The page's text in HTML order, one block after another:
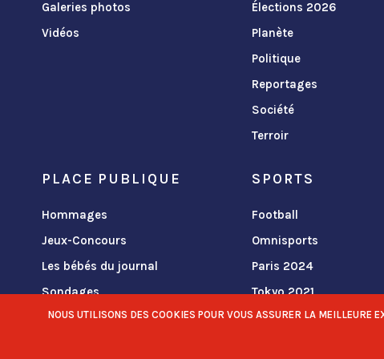
Galeries photos
Vidéos
Élections 2026
Planète
Politique
Reportages
Société
Terroir
PLACE PUBLIQUE
Hommages
Jeux-Concours
Les bébés du journal
Sondages
SPORTS
Football
Omnisports
Paris 2024
Tokyo 2021
NOUS UTILISONS DES COOKIES POUR VOUS ASSURER LA MEILLEURE